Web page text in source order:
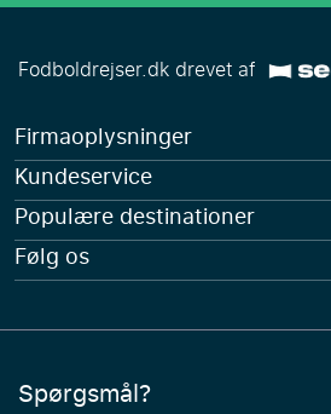
Fodboldrejser.dk drevet af
Firmaoplysninger
Kundeservice
Populære destinationer
Følg os
Spørgsmål?